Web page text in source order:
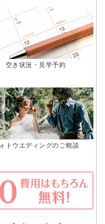
空き状況・見学予約
トウエディングのご相談